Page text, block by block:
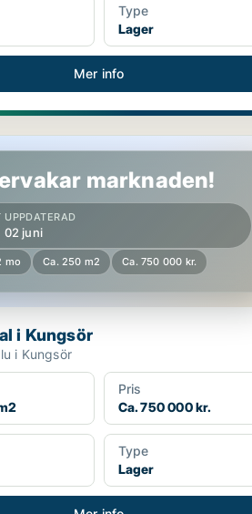
Type
Lager
Mer info
marknaden!
UPPDATERAD
02 juni
mo Ca. 250 m2 Ca. 750 000 kr.
i Kungsör
i Kungsör
Pris
Ca. 750 000 kr.
Type
Lager